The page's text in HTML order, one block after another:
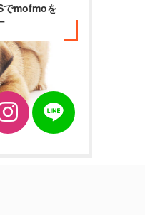
でmofmoを